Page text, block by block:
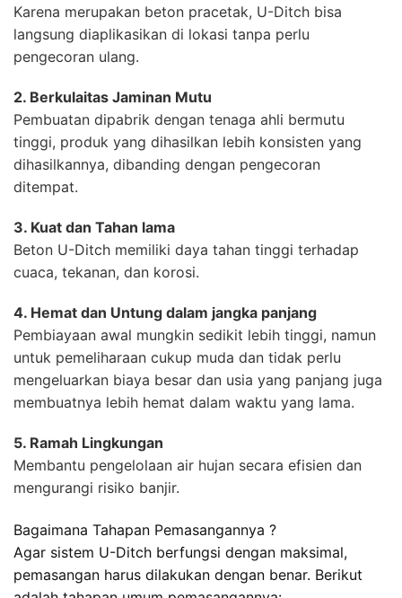
Karena merupakan beton pracetak, U-Ditch bisa
langsung diaplikasikan di lokasi tanpa perlu
pengecoran ulang.
2. Berkulaitas Jaminan Mutu
Pembuatan dipabrik dengan tenaga ahli bermutu
tinggi, produk yang dihasilkan lebih konsisten yang
dihasilkannya, dibanding dengan pengecoran
ditempat.
3. Kuat dan Tahan lama
Beton U-Ditch memiliki daya tahan tinggi terhadap
cuaca, tekanan, dan korosi.
4. Hemat dan Untung dalam jangka panjang
Pembiayaan awal mungkin sedikit lebih tinggi, namun
untuk pemeliharaan cukup muda dan tidak perlu
mengeluarkan biaya besar dan usia yang panjang juga
membuatnya lebih hemat dalam waktu yang lama.
5. Ramah Lingkungan
Membantu pengelolaan air hujan secara efisien dan
mengurangi risiko banjir.
Bagaimana Tahapan Pemasangannya ?
Agar sistem U-Ditch berfungsi dengan maksimal,
pemasangan harus dilakukan dengan benar. Berikut